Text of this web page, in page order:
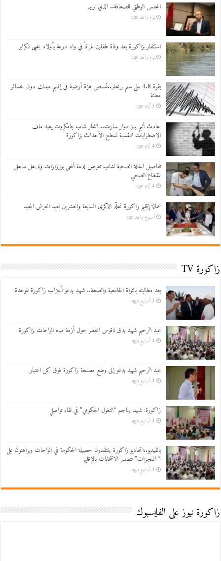
المجلس الوطني للصحافة.. الذي نريد
يوم واحد ago
استنفار بزاكورة بعد وفاة طفلين غرقاً في واد درعة بأولاد يحيى لكراير
يوم واحد ago
بقوة 4.8 على سلم ريختر..تسجيل هزة أرضية في إقليم ميدلت دون خسائر
معلنة
3 أيام ago
حادث أليم يهز دوار سارت.. انتحار شاب بتامكروت يعيد ملف
الاضطرابات النفسية لسطح الأحداث بزاكورة
4 أيام ago
تفاصيل الحالة الصحية لشاب تعرض لدغة أفعى بورزازات وتدخل عاجل
للقطاع الصحي
4 أيام ago
عمالة إقليم زاكورة تخلّد الذكرى السابعة والعشرين لعيد العرش المجيد
أسبوع واحد ago
زاكورة TV
بعد مطالبته بالنواة الجامعية والصحة.. شهيد يدعو أحزاب زاكورة للوحدة
3 أسابيع ago
عبد الرحيم شهيد يدق ناقوس الخطر حول أزمة مياه الواحات بزاكورة
4 أسابيع ago
عبد الرحيم شهيد يدعو إلى وضع مصلحة زاكورة فوق كل اعتبار
4 أسابيع ago
زاكورة: شهيد يهاجم “التغول الحكومي” في لقاء تواصلي
4 أسابيع ago
بالفيديو..اتحاديو زاكورة ينتقدون حصيلة الحكومة في الواحات ويراهنون على
” المنجزات” لتصدر الانتخابات بالإقليم
4 أسابيع ago
زاكورة نيوز على الفايسبوك